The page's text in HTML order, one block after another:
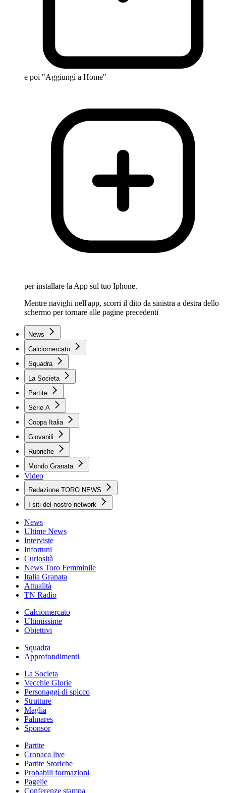
e poi "Aggiungi a Home"
per installare la App sul tuo Iphone.
Mentre navighi nell'app, scorri il dito da sinistra a destra dello
schermo per tornare alle pagine precedenti
News
Calciomercato
Squadra
La Societa
Partite
Serie A
Coppa Italia
Giovanili
Rubriche
Mondo Granata
Video
Redazione TORO NEWS
I siti del nostro network
News
Ultime News
Interviste
Infortuni
Curiosità
News Toro Femminile
Italia Granata
Attualità
TN Radio
Calciomercato
Ultimissime
Obiettivi
Squadra
Approfondimenti
La Societa
Vecchie Glorie
Personaggi di spicco
Strutture
Maglia
Palmares
Sponsor
Partite
Cronaca live
Partite Storiche
Probabili formazioni
Pagelle
Conferenze stampa